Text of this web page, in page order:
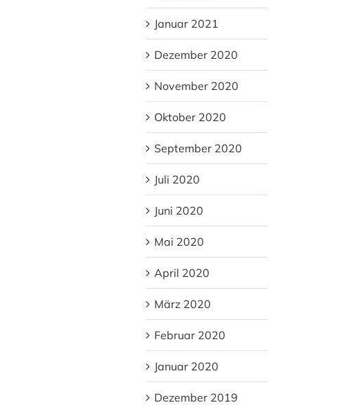
Januar 2021
Dezember 2020
November 2020
Oktober 2020
September 2020
Juli 2020
Juni 2020
Mai 2020
April 2020
März 2020
Februar 2020
Januar 2020
Dezember 2019